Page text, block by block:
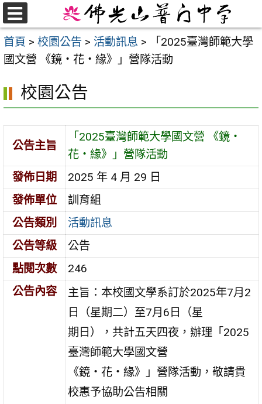
跳
至
主
要
首頁 > 校園公告 > 活動訊息 >
「2025臺灣師範大學
國文營 《鏡‧花‧緣》」營隊活動
校園公告
公告主旨
「2025臺灣師範大學國文營 《鏡‧
花‧緣》」營隊活動
發佈日期
2025 年 4 月 29 日
發佈單位
訓育組
公告類別
活動訊息
公告等級
公告
點閱次數
246
公告內容
主旨：本校國文學系訂於2025年7月2
日（星期二）至7月6日（星
期日），共計五天四夜，辦理「2025
臺灣師範大學國文營
《鏡‧花‧緣》」營隊活動，敬請貴
校惠予協助公告相關
選
單